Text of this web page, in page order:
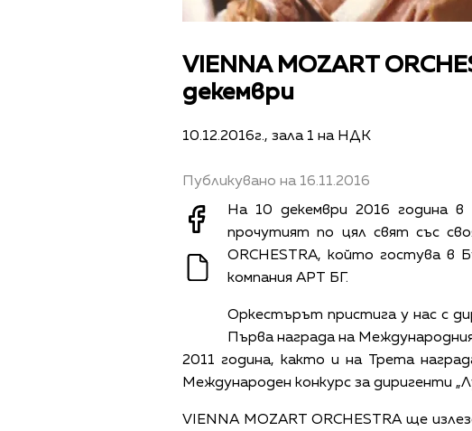
VIENNA MOZART
декември
10.12.2016г., зала 1 на НДК
Публикувано на 16.11.2016
На 10 декември 2016 година
прочутият по цял свят със
ORCHESTRA, който гостува в
компания АРТ БГ.
Оркестърът пристига у нас с
Първа награда на
2011 година, както и на Трета
Международен конкурс за диригенти
VIENNA MOZART ORCHESTRA ще